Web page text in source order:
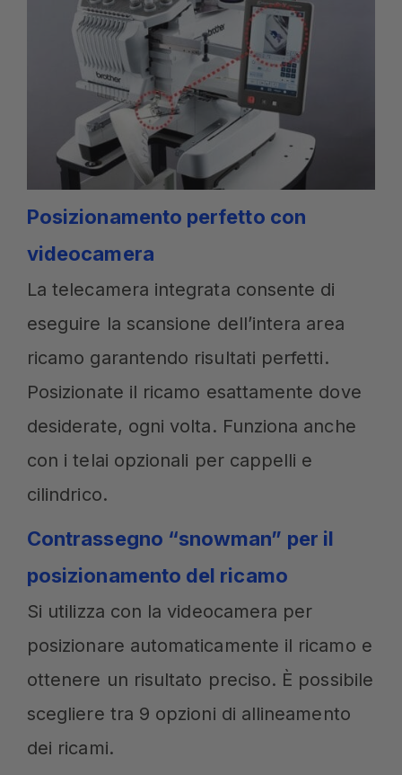
Posizionamento perfetto con
videocamera
La telecamera integrata consente di
eseguire la scansione dell’intera area
ricamo garantendo risultati perfetti.
Posizionate il ricamo esattamente dove
desiderate, ogni volta. Funziona anche
con i telai opzionali per cappelli e
cilindrico.
Contrassegno “snowman” per il
posizionamento del ricamo
Si utilizza con la videocamera per
posizionare automaticamente il ricamo e
ottenere un risultato preciso. È possibile
scegliere tra 9 opzioni di allineamento
dei ricami.